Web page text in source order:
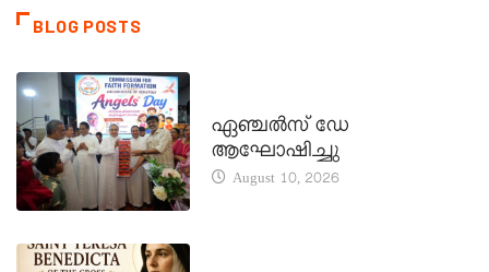
BLOG POSTS
ഏഞ്ചൽസ് ഡേ
ആഘോഷിച്ചു
August 10, 2026